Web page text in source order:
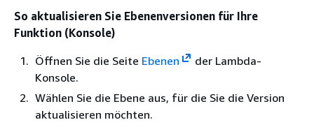
So aktualisieren Sie Ebenenversionen für Ihre
Funktion (Konsole)
Öffnen Sie die Seite Ebenen
der Lambda-
Konsole.
Wählen Sie die Ebene aus, für die Sie die Version
aktualisieren möchten.